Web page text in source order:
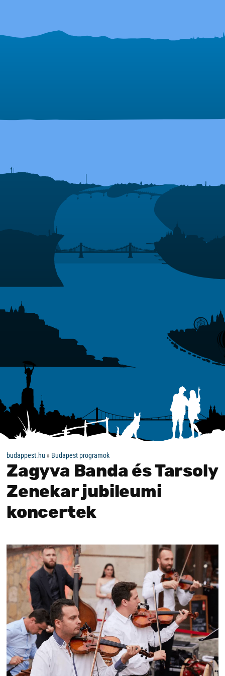
budappest.hu » Budapest programok
Zagyva Banda és Tarsoly
Zenekar jubileumi
koncertek